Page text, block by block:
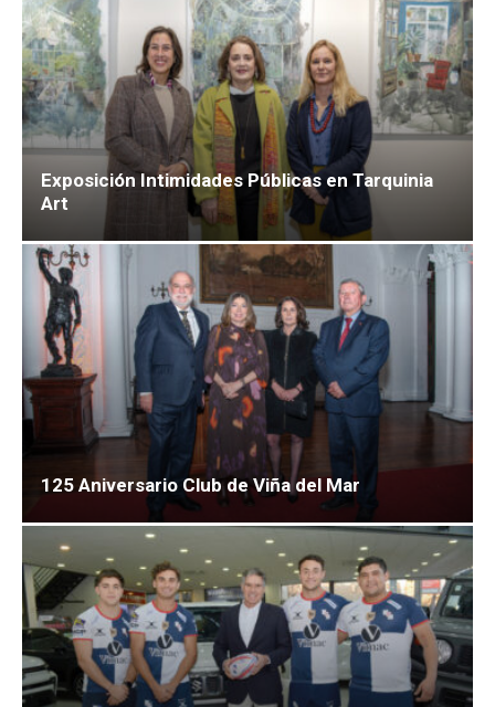
Exposición Intimidades Públicas en Tarquinia
Art
125 Aniversario Club de Viña del Mar